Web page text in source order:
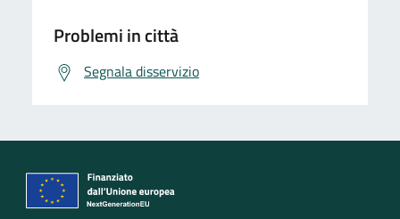
Problemi in città
Segnala disservizio